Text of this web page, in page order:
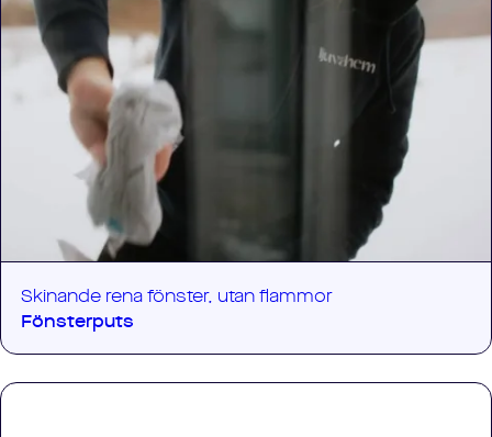
Skinande rena fönster, utan flammor
Fönsterputs